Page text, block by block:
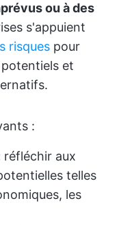
ou à des
s'appuient
risques pour
et
:
réfléchir aux
telles
les